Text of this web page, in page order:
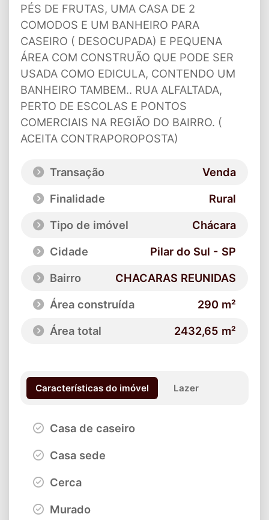
PÉS DE FRUTAS, UMA CASA DE 2
COMODOS E UM BANHEIRO PARA
CASEIRO ( DESOCUPADA) E PEQUENA
ÁREA COM CONSTRUÃO QUE PODE SER
USADA COMO EDICULA, CONTENDO UM
BANHEIRO TAMBEM.. RUA ALFALTADA,
PERTO DE ESCOLAS E PONTOS
COMERCIAIS NA REGIÃO DO BAIRRO. (
ACEITA CONTRAPOROPOSTA)
Transação
Venda
Finalidade
Rural
Tipo de imóvel
Chácara
Cidade
Pilar do Sul - SP
Bairro
CHACARAS REUNIDAS
Área construída
290 m²
Área total
2432,65 m²
Características do imóvel Lazer
Casa de caseiro
Casa sede
Cerca
Murado